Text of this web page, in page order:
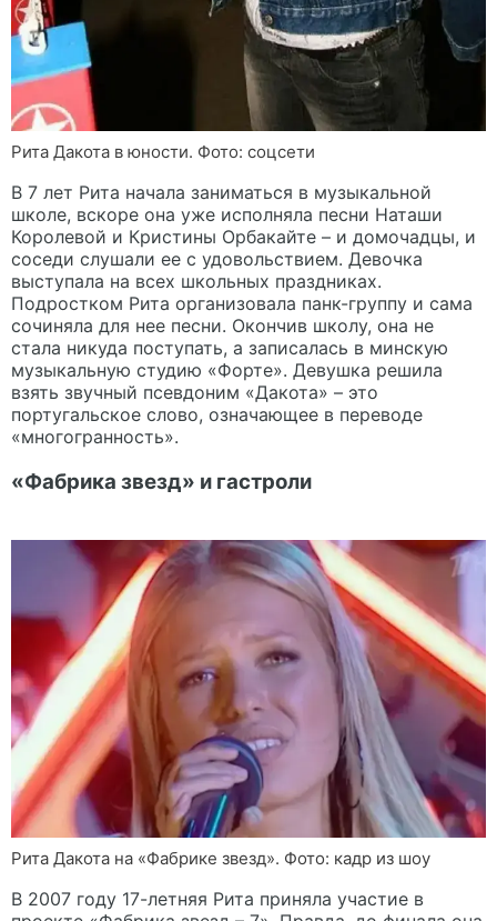
Рита Дакота в юности. Фото: соцсети
В 7 лет Рита начала заниматься в музыкальной
школе, вскоре она уже исполняла песни Наташи
Королевой и Кристины Орбакайте – и домочадцы, и
соседи слушали ее с удовольствием. Девочка
выступала на всех школьных праздниках.
Подростком Рита организовала панк-группу и сама
сочиняла для нее песни. Окончив школу, она не
стала никуда поступать, а записалась в минскую
музыкальную студию «Форте». Девушка решила
взять звучный псевдоним «Дакота» – это
португальское слово, означающее в переводе
«многогранность».
«Фабрика звезд» и гастроли
Рита Дакота на «Фабрике звезд». Фото: кадр из шоу
В 2007 году 17-летняя Рита приняла участие в